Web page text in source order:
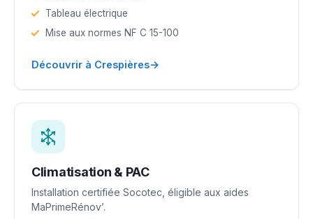
Tableau électrique
Mise aux normes NF C 15-100
Découvrir à Crespières→
Climatisation & PAC
Installation certifiée Socotec, éligible aux aides
MaPrimeRénov’.